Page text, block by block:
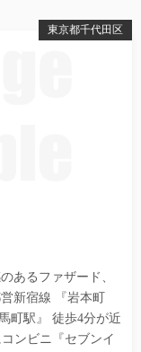
東京都千代田区
あるファザード、
新宿線 『岩本町
町駅』 徒歩4分が近
ンビニ『セブンイ